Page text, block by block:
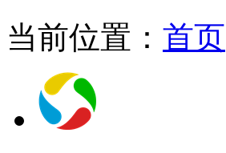
当前位置： 首页